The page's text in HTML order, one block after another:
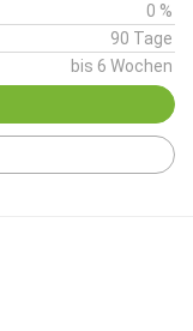
0 %
90 Tage
bis 6 Wochen